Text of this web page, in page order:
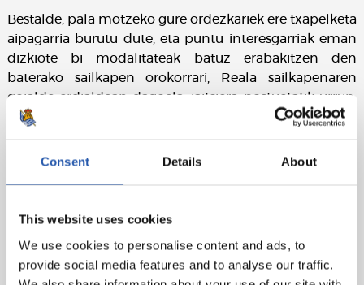
Consent Details About
This website uses cookies
We use cookies to personalise content and ads, to
provide social media features and to analyse our traffic.
Bestalde, pala motzeko gure ordezkariek ere txapelketa
aipagarria burutu dute, eta puntu interesgarriak eman
dizkiote bi modalitateak batuz erabakitzen den
baterako sailkapen orokorrari, Reala sailkapenaren
goialde-erdialdean dagoela, jaitsiera postuetatik urrun.
Aipatzekoa da, halaber, harrobiaren balio berriak iritsi
Zumeta usurbildarrarena, gure sailaren harrobian